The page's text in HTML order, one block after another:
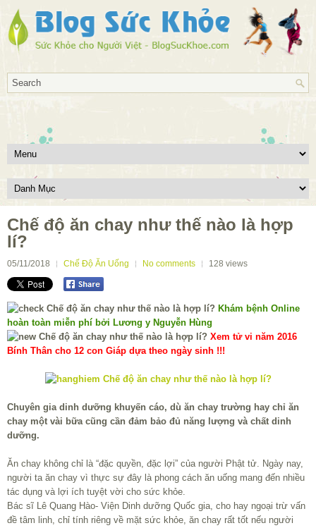
Chế độ ăn chay như thế nào là hợp
lí?
05/11/2018 Chế Độ Ăn Uống No comments 128 views
Khám bệnh Online
hoàn toàn miễn phí bởi Lương y Nguyễn Hùng
Xem tử vi năm 2016
Bính Thân cho 12 con Giáp dựa theo ngày sinh !!!
Chuyên gia dinh dưỡng khuyến cáo, dù ăn chay trường hay chỉ ăn
chay một vài bữa cũng cần đảm bảo đủ năng lượng và chất dinh
dưỡng.
Ăn chay không chỉ là “đặc quyền, đặc lợi” của người Phật tử. Ngày nay,
người ta ăn chay vì thực sự đây là phong cách ăn uống mang đến nhiều
tác dụng và lợi ích tuyệt vời cho sức khỏe.
Bác sĩ Lê Quang Hào- Viện Dinh dưỡng Quốc gia, cho hay ngoại trừ vấn
đề tâm linh, chỉ tính riêng về mặt sức khỏe, ăn chay rất tốt nếu người